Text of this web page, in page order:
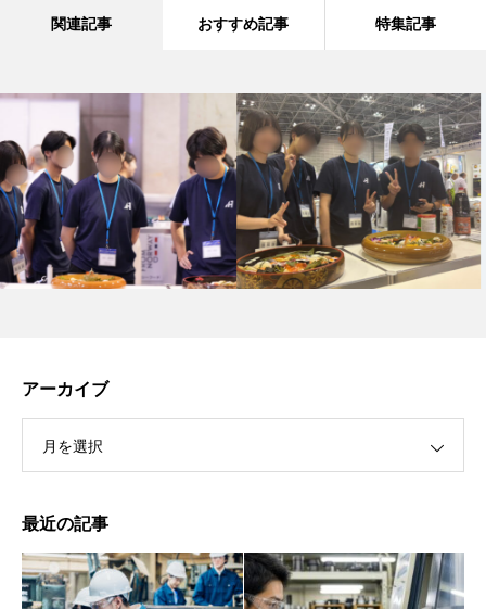
関連記事 おすすめ記事 特集記事
アーカイブ
月を選択
最近の記事